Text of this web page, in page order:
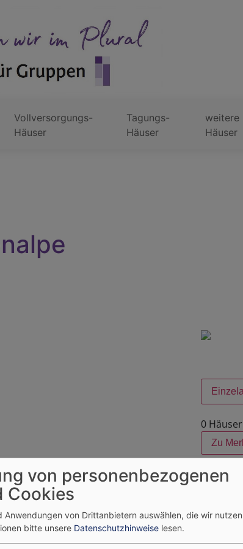
Vollversorgungs-
Häuser
Tagungs-
Häuser
weitere
Häuser
gelegen inmitten der
0
Zu
von personenbezogenen
Cookies
Anwendungen von Drittanbietern auswählen, die wir
bitte unsere Datenschutzhinweise lesen.